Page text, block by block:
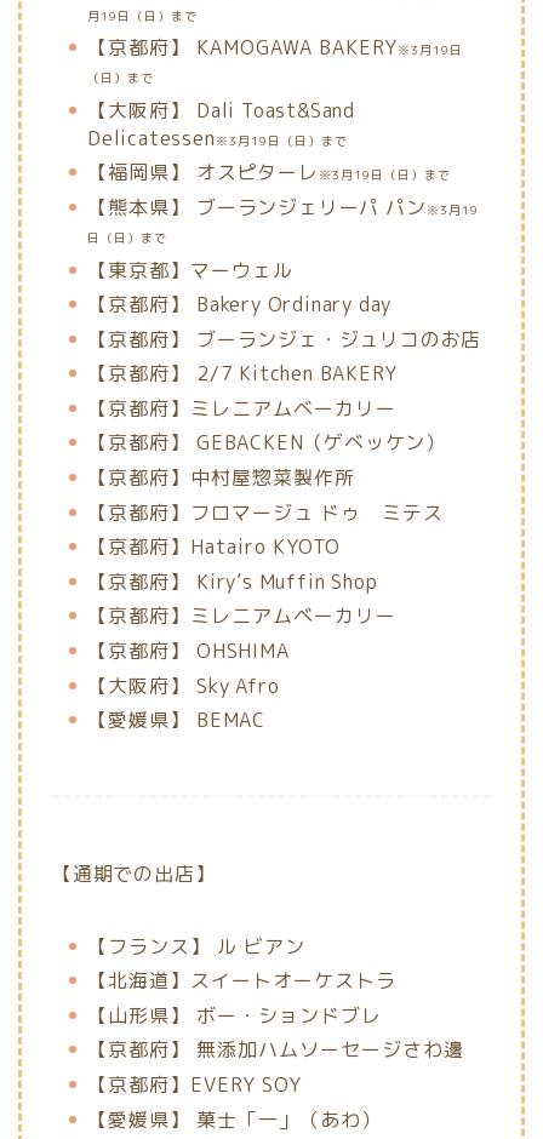
月19日（日）まで
【京都府】 KAMOGAWA BAKERY※3月19日
（日）まで
【大阪府】 Dali Toast&Sand
Delicatessen ※3月19日（日）まで
【福岡県】 オスピターレ ※3月19日（日）まで
【熊本県】 ブーランジェリーパ パン ※3月19
日（日）まで
【東京都】マーウェル
【京都府】 Bakery Ordinary day
【京都府】 ブーランジェ・ジュリコのお店
【京都府】 2/7 Kitchen BAKERY
【京都府】ミレニアムベーカリー
【京都府】 GEBACKEN（ゲベッケン）
【京都府】中村屋惣菜製作所
【京都府】フロマージュ ドゥ ミテス
【京都府】Hatairo KYOTO
【京都府】 Kiry’s Muffin Shop
【京都府】ミレニアムベーカリー
【京都府】 OHSHIMA
【大阪府】 Sky Afro
【愛媛県】 BEMAC
【通期での出店】
【フランス】 ル ビアン
【北海道】スイートオーケストラ
【山形県】 ボー・ションドブレ
【京都府】 無添加ハムソーセージさわ邊
【京都府】EVERY SOY
【愛媛県】 菓士「一」（あわ）